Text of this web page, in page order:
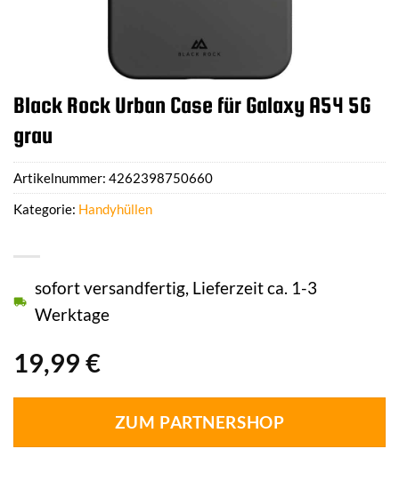
Black Rock Urban Case für Galaxy A54 5G
grau
19,99 €
sofort versandfertig, Lieferzeit ca. 1-3
Werktage
ZUM PARTNERSHOP
Artikelnummer: 4262398750660
Kategorie: Handyhüllen